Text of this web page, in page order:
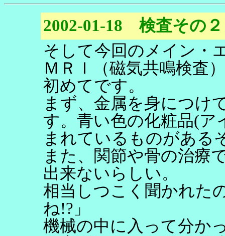
2002-01-18 検査その２
そして今回のメイン・
ＭＲＩ（磁気共鳴検
初めてです。
まず、金属を身につけ
す。青い色の化粧品(ア
まれているものがある
また、関節や骨の治療
出来ないらしい。
相当しつこく聞かれた
ね!?」
機械の中に入って分か